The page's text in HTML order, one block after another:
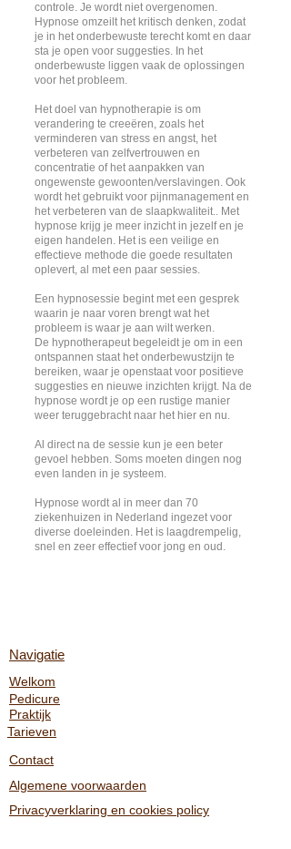
controle. Je wordt niet overgenomen.
Hypnose omzeilt het kritisch denken, zodat
je in het onderbewuste terecht komt en daar
sta je open voor suggesties. In het
onderbewuste liggen vaak de oplossingen
voor het probleem.
Het doel van hypnotherapie is om
verandering te creeëren, zoals het
verminderen van stress en angst, het
verbeteren van zelfvertrouwen en
concentratie of het aanpakken van
ongewenste gewoonten/verslavingen. Ook
wordt het gebruikt voor pijnmanagement en
het verbeteren van de slaapkwaliteit.. Met
hypnose krijg je meer inzicht in jezelf en je
eigen handelen. Het is een veilige en
effectieve methode die goede resultaten
oplevert, al met een paar sessies.
Een hypnosessie begint met een gesprek
waarin je naar voren brengt wat het
probleem is waar je aan wilt werken.
De hypnotherapeut begeleidt je om in een
ontspannen staat het onderbewustzijn te
bereiken, waar je openstaat voor positieve
suggesties en nieuwe inzichten krijgt. Na de
hypnose wordt je op een rustige manier
weer teruggebracht naar het hier en nu.
Al direct na de sessie kun je een beter
gevoel hebben. Soms moeten dingen nog
even landen in je systeem.
Hypnose wordt al in meer dan 70
ziekenhuizen in Nederland ingezet voor
diverse doeleinden. Het is laagdrempelig,
snel en zeer effectief voor jong en oud.
Navigatie
Welkom
Pedicure
Praktijk
Tarieven
Contact
Algemene voorwaarden
Privacyverklaring en cookies policy